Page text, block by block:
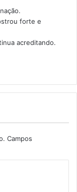
e
forte e
acreditando.
Campos